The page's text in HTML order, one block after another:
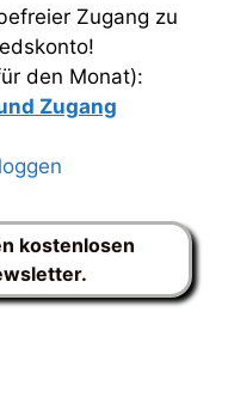
Zugang zu
den Monat):
Zugang
kostenlosen